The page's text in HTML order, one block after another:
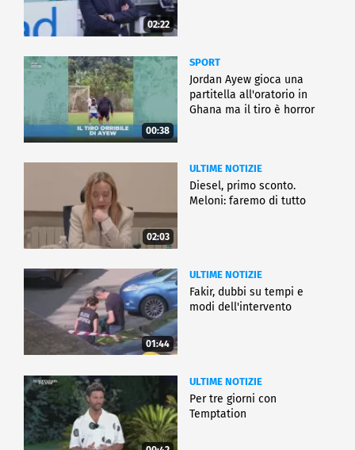
02:22
00:38
SPORT
Jordan Ayew gioca una
partitella all'oratorio in
Ghana ma il tiro è horror
02:03
ULTIME NOTIZIE
Diesel, primo sconto.
Meloni: faremo di tutto
01:44
ULTIME NOTIZIE
Fakir, dubbi su tempi e
modi dell'intervento
ULTIME NOTIZIE
Per tre giorni con
Temptation